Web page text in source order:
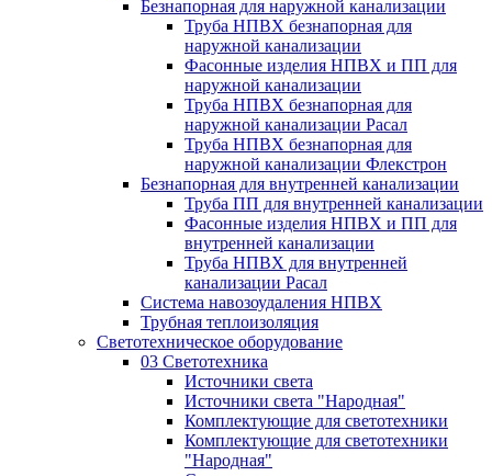
Безнапорная для наружной канализации
Труба НПВХ безнапорная для
наружной канализации
Фасонные изделия НПВХ и ПП для
наружной канализации
Труба НПВХ безнапорная для
наружной канализации Расал
Труба НПВХ безнапорная для
наружной канализации Флекстрон
Безнапорная для внутренней канализации
Труба ПП для внутренней канализации
Фасонные изделия НПВХ и ПП для
внутренней канализации
Труба НПВХ для внутренней
канализации Расал
Система навозоудаления НПВХ
Трубная теплоизоляция
Светотехническое оборудование
03 Светотехника
Источники света
Источники света "Народная"
Комплектующие для светотехники
Комплектующие для светотехники
"Народная"